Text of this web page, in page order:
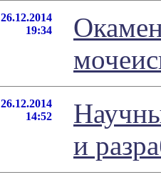
26.12.2014
19:34
26.12.2014
14:52
и